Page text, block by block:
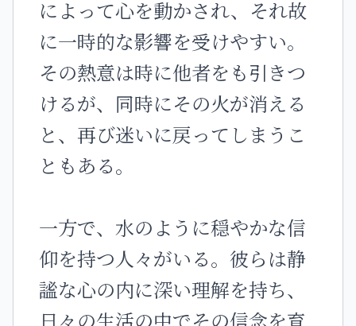
によって心を動かされ、それ故
に一時的な影響を受けやすい。
その熱意は時に他者をも引きつ
けるが、同時にその火が消える
と、再び迷いに戻ってしまうこ
ともある。
一方で、水のように穏やかな信
仰を持つ人々がいる。彼らは静
謐な心の内に深い理解を持ち、
日々の生活の中でその信念を育